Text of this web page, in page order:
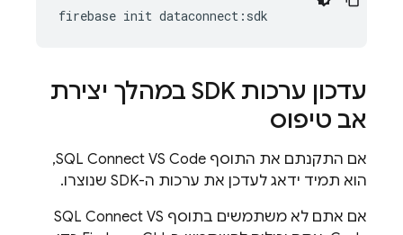
firebase init dataconnect : sdk
עדכון ערכות SDK במהלך יצירת
אב טיפוס
אם התקנתם את התוסף SQL Connect VS Code,
הוא תמיד ידאג לעדכן את ערכות ה-SDK שנוצרו.
אם אתם לא משתמשים בתוסף SQL Connect VS